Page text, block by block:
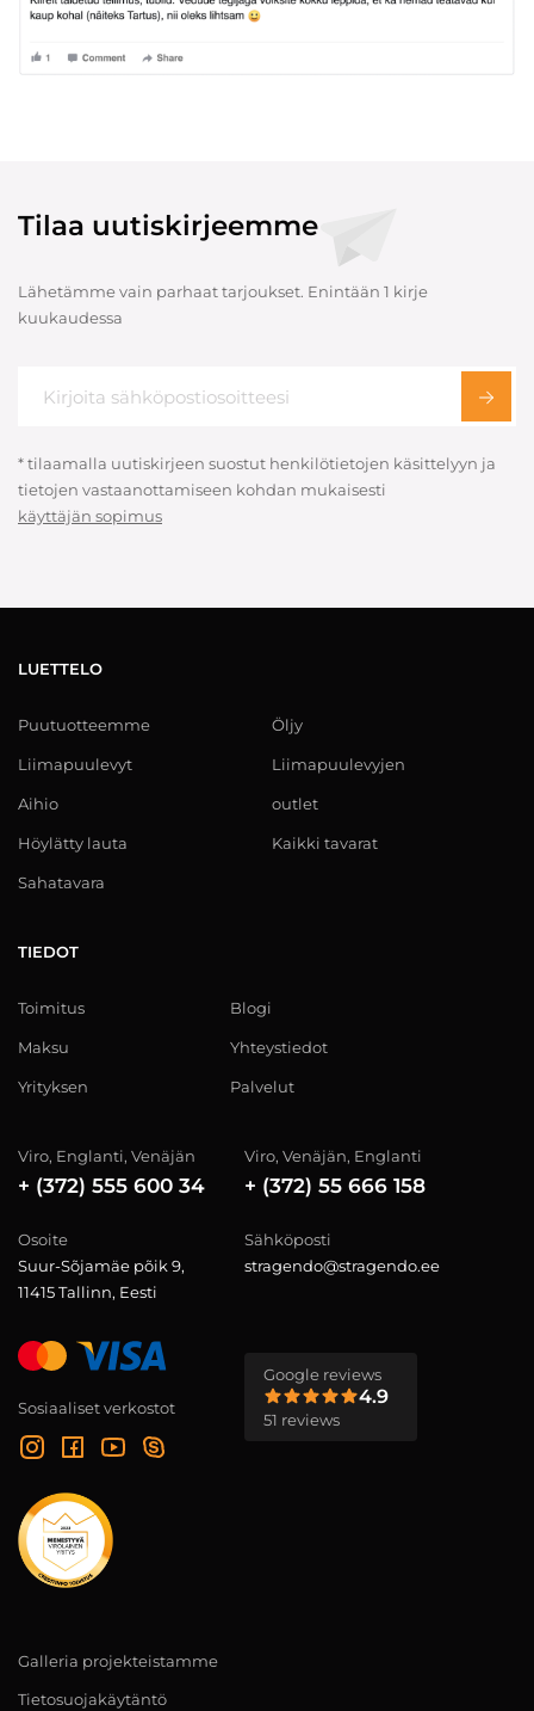
Tilaa uutiskirjeemme
Lähetämme vain parhaat tarjoukset. Enintään 1 kirje
kuukaudessa
* tilaamalla uutiskirjeen suostut henkilötietojen käsittelyyn ja
tietojen vastaanottamiseen kohdan mukaisesti
käyttäjän sopimus
LUETTELO
Puutuotteemme
Liimapuulevyt
Aihio
Höylätty lauta
Sahatavara
Öljy
Liimapuulevyjen
outlet
Kaikki tavarat
TIEDOT
Toimitus
Maksu
Yrityksen
Blogi
Yhteystiedot
Palvelut
Viro, Englanti, Venäjän
+ (372) 555 600 34
Viro, Venäjän, Englanti
+ (372) 55 666 158
Osoite
Suur-Sõjamäe põik 9,
11415 Tallinn, Eesti
Sähköposti
stragendo@stragendo.ee
Sosiaaliset verkostot
Google reviews
4.9
51 reviews
Galleria projekteistamme
Tietosuojakäytäntö